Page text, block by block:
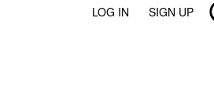
LOG IN SIGN UP